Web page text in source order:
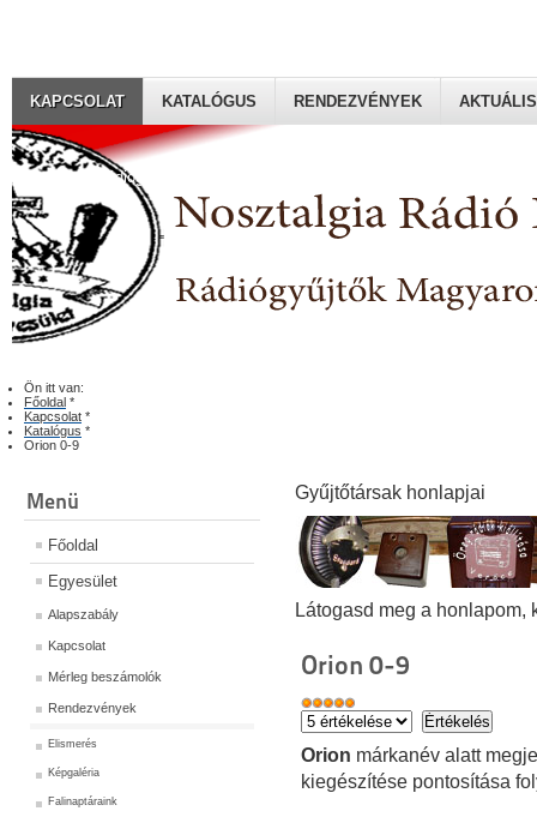
Rádiógyűjtők Magyaroszági Klubja
KAPCSOLAT KATALÓGUS RENDEZVÉNYEK AKTUÁLIS
Ön itt van:
Főoldal *
Kapcsolat *
Katalógus *
Orion 0-9
Menü
Főoldal
Egyesület
Alapszabály
Kapcsolat
Mérleg beszámolók
Rendezvények
Elismerés
Képgaléria
Falinaptáraink
Gyűjtőtársak honlapjai
Látogasd meg a honlapom,
Orion 0-9
Orion márkanév alatt
kiegészítése pontosítása